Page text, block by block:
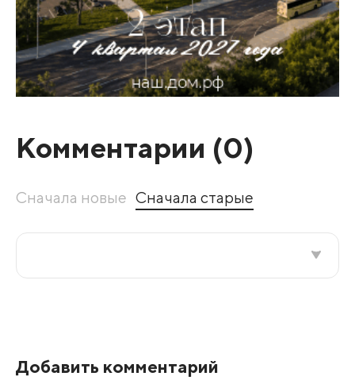
Комментарии (0)
Сначала новые Сначала старые
Добавить комментарий